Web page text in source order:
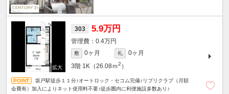
303 5.9万円
0.4万円
敷 0ヶ月 礼
0ヶ月
3階 1K（26.08ｍ2 ）
坂戸駅徒歩１１分♪オートロック・セコム完備♪リブリクラブ（月額
会費有）加入によりネット使用料不要♪徒歩圏内に利便施設多数あり♪